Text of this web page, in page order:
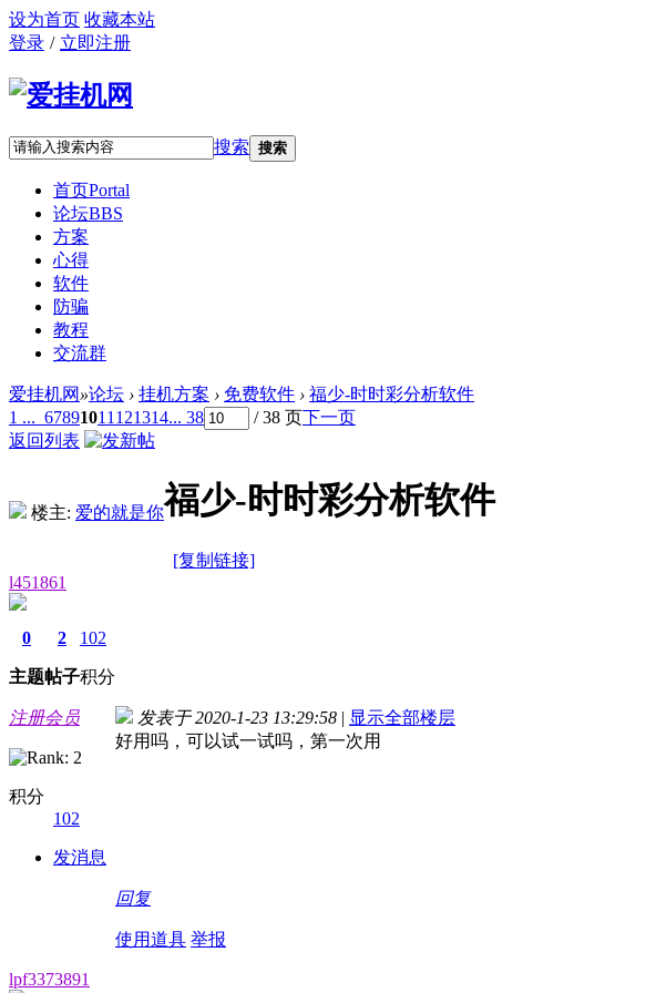
设为首页 收藏本站
登录 / 立即注册
搜索 搜索
首页Portal
论坛BBS
方案
心得
软件
防骗
教程
交流群
爱挂机网 »论坛 › 挂机方案 › 免费软件 › 福少-时时彩分析软件
1 ... 67891011 121314... 38 / 38 页下一页
返回列表
楼主: 爱的就是你福少-时时彩分析软件
[复制链接]
l451861
0
主题
2
帖子
102
积分
注册会员
积分
102
发消息
发表于 2020-1-23 13:29:58 | 显示全部楼层
好用吗，可以试一试吗，第一次用
回复
使用道具 举报
lpf3373891